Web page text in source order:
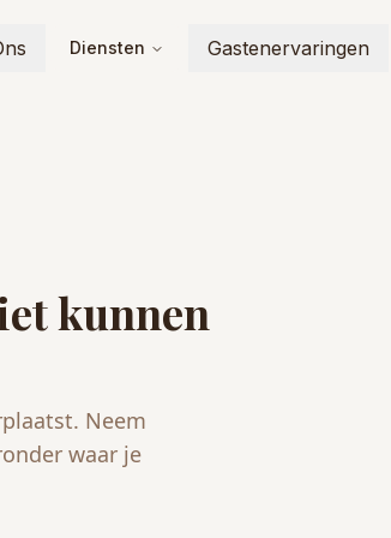
Diensten Gastenervaringen
kunnen
Neem
waar je